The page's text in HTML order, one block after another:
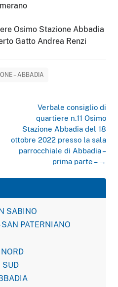
Osimo Stazione Abbadia
Gatto Andrea Renzi
– ABBADIA
Verbale consiglio di
quartiere n.11 Osimo
Stazione Abbadia del 18
ottobre 2022 presso la sala
parrocchiale di Abbadia –
prima parte – →
SABINO
SAN PATERNIANO
SUD